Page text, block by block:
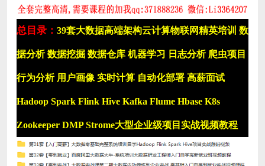
总目录： 39套大数据高端架构云计算物联网精英培训 数
据分析 数据挖掘 数据仓库 机器学习 日志分析 爬虫项目
行为分析 用户画像 实时计算 自动化部署 高薪面试
Hadoop Spark Flink Hive Kafka Flume Hbase K8s
Zookeeper DMP Strome大型企业级项目实战视频教程